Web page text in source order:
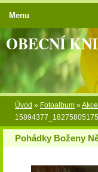
OBECNÍ
Úvod » Fotoalbum »
Pohádky Boženy
Menu